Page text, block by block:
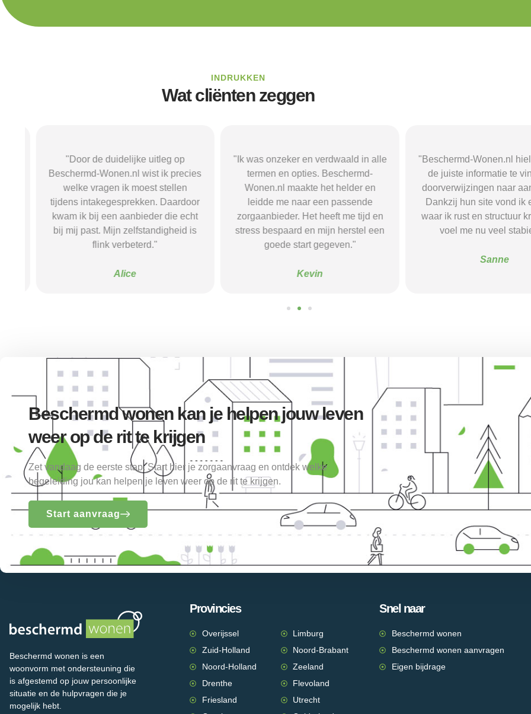
INDRUKKEN
Wat cliënten zeggen
"Door de duidelijke uitleg op
Beschermd-Wonen.nl wist ik precies
welke vragen ik moest stellen
tijdens intakegesprekken. Daardoor
kwam ik bij een aanbieder die echt
bij mij past. Mijn zelfstandigheid is
flink verbeterd."
Alice
"Ik was onzeker en verdwaald in alle
termen en opties. Beschermd-
Wonen.nl maakte het helder en
leidde me naar een passende
zorgaanbieder. Het heeft me tijd en
stress bespaard en mijn herstel een
goede start gegeven."
Kevin
"Beschermd-Wonen.nl hielp
de juiste informatie te
doorverwijzingen naar
Dankzij hun site vond ik
waar ik rust en structuur
voel me nu veel
Sanne
Beschermd wonen kan je helpen jouw leven
weer op de rit te krijgen
Zet vandaag de eerste stap. Start hier je zorgaanvraag en ontdek welke
begeleiding jou kan helpen je leven weer op de rit te krijgen.
Start aanvraag
Beschermd wonen is een
woonvorm met ondersteuning die
is afgestemd op jouw persoonlijke
situatie en de hulpvragen die je
mogelijk hebt.
Provincies
Overijssel
Zuid-Holland
Noord-Holland
Drenthe
Friesland
Limburg
Noord-Brabant
Zeeland
Flevoland
Utrecht
Snel naar
Beschermd wonen
Beschermd wonen aanvragen
Eigen bijdrage